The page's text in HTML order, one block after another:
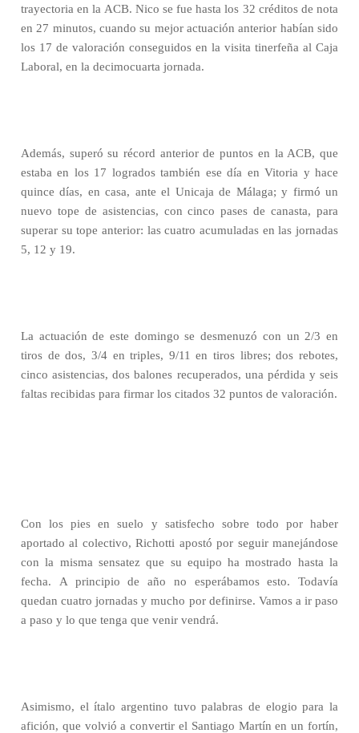
trayectoria en la ACB. Nico se fue hasta los 32 créditos de nota
en 27 minutos, cuando su mejor actuación anterior habían sido
los 17 de valoración conseguidos en la visita tinerfeña al Caja
Laboral, en la decimocuarta jornada.
Además, superó su récord anterior de puntos en la ACB, que
estaba en los 17 logrados también ese día en Vitoria y hace
quince días, en casa, ante el Unicaja de Málaga; y firmó un
nuevo tope de asistencias, con cinco pases de canasta, para
superar su tope anterior: las cuatro acumuladas en las jornadas
5, 12 y 19.
La actuación de este domingo se desmenuzó con un 2/3 en
tiros de dos, 3/4 en triples, 9/11 en tiros libres; dos rebotes,
cinco asistencias, dos balones recuperados, una pérdida y seis
faltas recibidas para firmar los citados 32 puntos de valoración.
Con los pies en suelo y satisfecho sobre todo por haber
aportado al colectivo, Richotti apostó por seguir manejándose
con la misma sensatez que su equipo ha mostrado hasta la
fecha. A principio de año no esperábamos esto. Todavía
quedan cuatro jornadas y mucho por definirse. Vamos a ir paso
a paso y lo que tenga que venir vendrá.
Asimismo, el ítalo argentino tuvo palabras de elogio para la
afición, que volvió a convertir el Santiago Martín en un fortín,